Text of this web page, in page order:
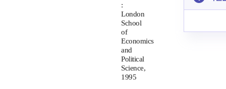
:
London
School
of
Economics
and
Political
Science,
1995